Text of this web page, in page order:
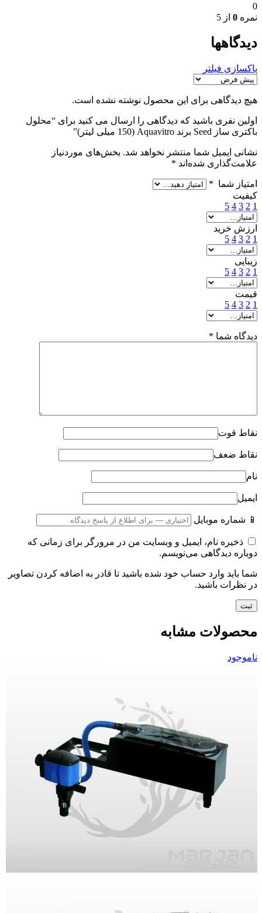
0
نمره 0 از 5
دیدگاهها
پاکسازی فیلتر
هیچ دیدگاهی برای این محصول نوشته نشده است.
اولین نفری باشید که دیدگاهی را ارسال می کنید برای “محلول
باکتری ساز Seed برند Aquavitro (150 میلی لیتر)”
نشانی ایمیل شما منتشر نخواهد شد. بخش‌های موردنیاز
علامت‌گذاری شده‌اند *
امتیاز شما *
کیفیت
1
2
3
4
5
ارزش خرید
1
2
3
4
5
زیبایی
1
2
3
4
5
قیمت
1
2
3
4
5
دیدگاه شما *
نقاط قوت
نقاط ضعف
نام
ایمیل
📱 شماره موبایل
ذخیره نام، ایمیل و وبسایت من در مرورگر برای زمانی که
دوباره دیدگاهی می‌نویسم.
شما باید وارد حساب خود شده باشید تا قادر به اضافه کردن تصاویر
در نظرات باشید.
محصولات مشابه
ناموجود